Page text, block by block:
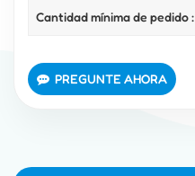
Cantidad mínima de pedido :
PREGUNTE AHORA